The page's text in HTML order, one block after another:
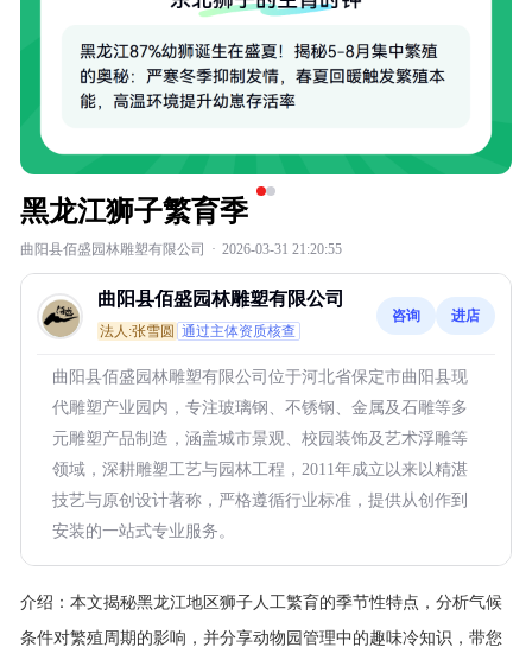
黑龙江狮子繁育季
曲阳县佰盛园林雕塑有限公司 · 2026-03-31 21:20:55
曲阳县佰盛园林雕塑有限公司
法人:张雪圆 通过主体资质核查
咨询 进店
曲阳县佰盛园林雕塑有限公司位于河北省保定市曲阳县现
代雕塑产业园内，专注玻璃钢、不锈钢、金属及石雕等多
元雕塑产品制造，涵盖城市景观、校园装饰及艺术浮雕等
领域，深耕雕塑工艺与园林工程，2011年成立以来以精湛
技艺与原创设计著称，严格遵循行业标准，提供从创作到
安装的一站式专业服务。
介绍： 本文揭秘黑龙江地区狮子人工繁育的季节性特点，分析气候
条件对繁殖周期的影响，并分享动物园管理中的趣味冷知识，带您